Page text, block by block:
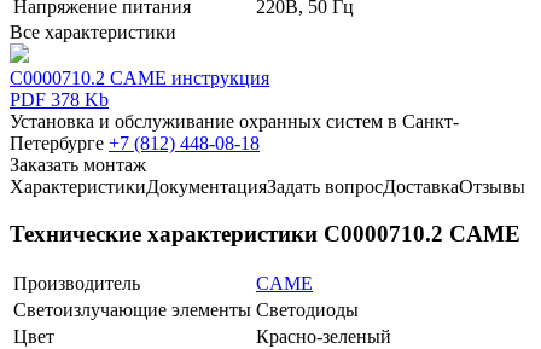
Напряжение питания
220В, 50 Гц
Все характеристики
C0000710.2 CAME инструкция
PDF 378 Kb
Установка и обслуживание охранных систем в Санкт-
Петербурге +7 (812) 448-08-18
Заказать монтаж
ХарактеристикиДокументацияЗадать вопросДоставкаОтзывы
Технические характеристики C0000710.2 CAME
Производитель
CAME
Светоизлучающие элементы Светодиоды
Цвет
Красно-зеленый